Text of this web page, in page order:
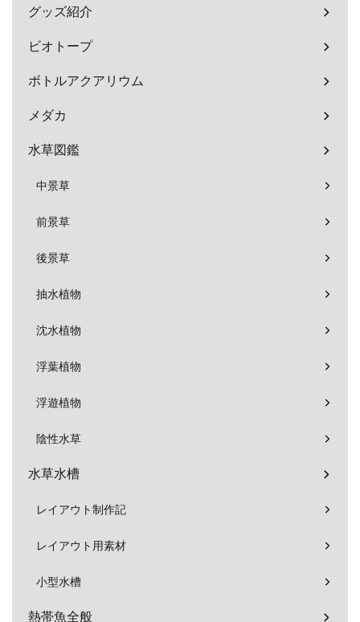
グッズ紹介
ビオトープ
ボトルアクアリウム
メダカ
水草図鑑
中景草
前景草
後景草
抽水植物
沈水植物
浮葉植物
浮遊植物
陰性水草
水草水槽
レイアウト制作記
レイアウト用素材
小型水槽
熱帯魚全般